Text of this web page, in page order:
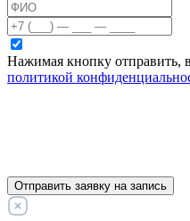
Нажимая кнопку отправить,
политикой
Отправить заявку на запись